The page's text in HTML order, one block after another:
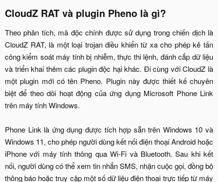
CloudZ RAT và plugin Pheno là gì?​
Theo phân tích, mã độc chính được sử dụng trong chiến dịch là
CloudZ RAT, là một loại trojan điều khiển từ xa cho phép kẻ tấn
công kiểm soát máy tính bị nhiễm, thực thi lệnh, đánh cắp dữ liệu
và triển khai thêm các plugin độc hại khác. Đi cùng với CloudZ là
một plugin mới có tên Pheno. Plugin này được thiết kế chuyên
biệt để theo dõi hoạt động của ứng dụng Microsoft Phone Link
trên máy tính Windows.
Phone Link là ứng dụng được tích hợp sẵn trên Windows 10 và
Windows 11, cho phép người dùng kết nối điện thoại Android hoặc
iPhone với máy tính thông qua Wi-Fi và Bluetooth. Sau khi kết
nối, người dùng có thể xem tin nhắn SMS, nhận cuộc gọi, đồng bộ
thông báo hoặc truy cập một số dữ liệu điện thoại trực tiếp từ máy